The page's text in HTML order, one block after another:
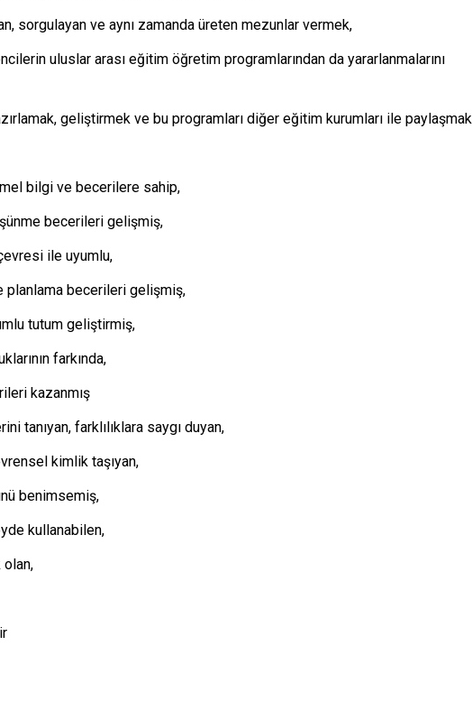
sorgulayan ve aynı zamanda üreten mezunlar vermek,
uluslar arası eğitim öğretim programlarından da yararlanmalarını
geliştirmek ve bu programları diğer eğitim kurumları ile
bilgi ve becerilere sahip,
becerileri gelişmiş,
ile uyumlu,
planlama becerileri gelişmiş,
tutum geliştirmiş,
farkında,
kazanmış
tanıyan, farklılıklara saygı duyan,
kimlik taşıyan,
benimsemiş,
kullanabilen,